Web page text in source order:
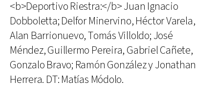
<b>Deportivo Riestra:</b> Juan Ignacio
Dobboletta; Delfor Minervino, Héctor Varela,
Alan Barrionuevo, Tomás Villoldo; José
Méndez, Guillermo Pereira, Gabriel Cañete,
Gonzalo Bravo; Ramón González y Jonathan
Herrera. DT: Matías Módolo.